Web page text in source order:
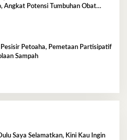
Angkat Potensi Tumbuhan Obat
Pesisir Petoaha, Pemetaan Partisipatif
Sampah
Saya Selamatkan, Kini Kau Ingin